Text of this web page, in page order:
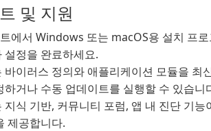
및 지원
에서 Windows 또는 macOS용 설치 프
설정을 완료하세요.
바이러스 정의와 애플리케이션 모듈을 최
하거나 수동 업데이트를 실행할 수 있습니
지식 기반, 커뮤니티 포럼, 앱 내 진단 기
제공합니다.